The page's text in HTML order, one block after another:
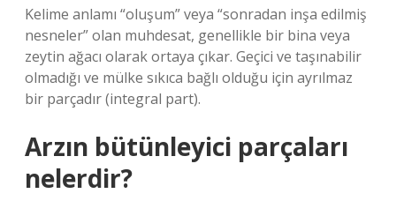
Kelime anlamı “oluşum” veya “sonradan inşa edilmiş
nesneler” olan muhdesat, genellikle bir bina veya
zeytin ağacı olarak ortaya çıkar. Geçici ve taşınabilir
olmadığı ve mülke sıkıca bağlı olduğu için ayrılmaz
bir parçadır (integral part).
Arzın bütünleyici parçaları
nelerdir?